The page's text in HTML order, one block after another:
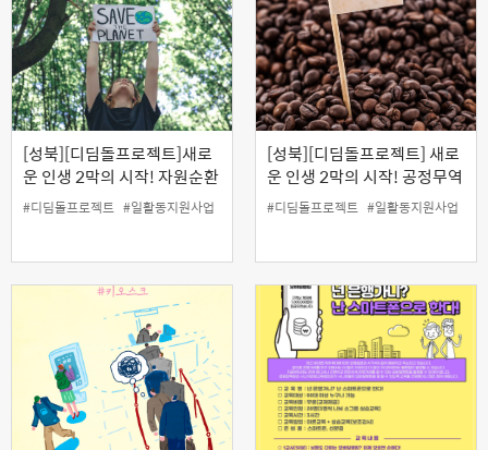
[성북][디딤돌프로젝트]새로
운 인생 2막의 시작! 자원순환
교육활동가 양성과정 (기휘위
기 극복을 위한 자원순환교육)
#디딤돌프로젝트 #일활동지원사업
[성북][디딤돌프로젝트] 새로
운 인생 2막의 시작! 공정무역
활동가 양성과정
#디딤돌프로젝트 #일활동지원사업